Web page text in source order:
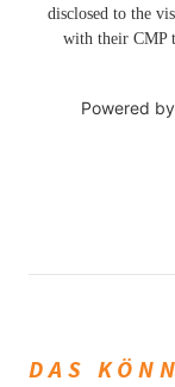
disclosed to the
with their CMP
Powered by
DAS